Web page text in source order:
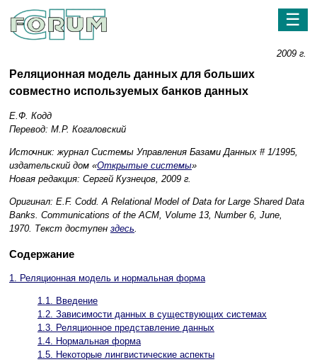
☰
2009 г.
Реляционная модель данных для больших
совместно используемых банков данных
Е.Ф. Кодд
Перевод: М.Р. Когаловский
Источник: журнал Системы Управления Базами Данных # 1/1995,
издательский дом «Открытые системы»
Новая редакция: Сергей Кузнецов, 2009 г.
Оригинал: E.F. Codd. A Relational Model of Data for Large Shared Data
Banks. Communications of the ACM, Volume 13, Number 6, June,
1970. Текст доступен здесь.
Содержание
1. Реляционная модель и нормальная форма
1.1. Введение
1.2. Зависимости данных в существующих системах
1.3. Реляционное представление данных
1.4. Нормальная форма
1.5. Некоторые лингвистические аспекты